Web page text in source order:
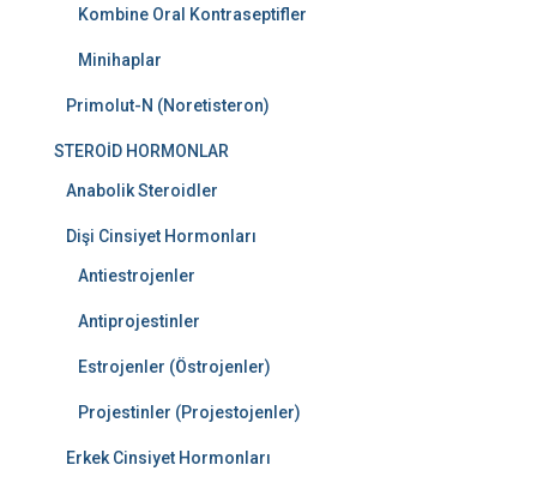
Kombine Oral Kontraseptifler
Minihaplar
Primolut-N (Noretisteron)
STEROİD HORMONLAR
Anabolik Steroidler
Dişi Cinsiyet Hormonları
Antiestrojenler
Antiprojestinler
Estrojenler (Östrojenler)
Projestinler (Projestojenler)
Erkek Cinsiyet Hormonları